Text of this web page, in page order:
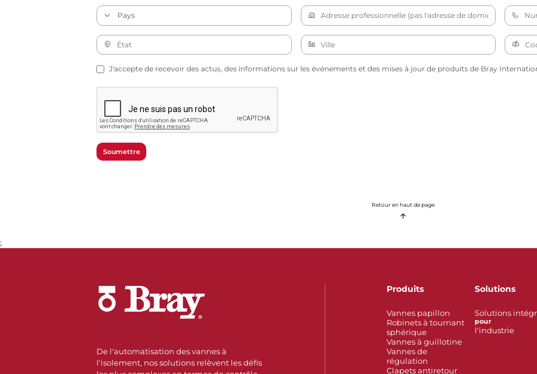
J'accepte de recevoir des actus, des informations sur les événements et des mises à jour de produits de Bray
Soumettre
Retour en haut de page
;
De l'automatisation des vannes à
l'isolement, nos solutions relèvent les défis
Produits
Vannes papillon
Robinets à tournant
sphérique
Vannes à guillotine
Vannes de
régulation
Clapets antiretour
Solutions
Solutions
pour
l'industrie